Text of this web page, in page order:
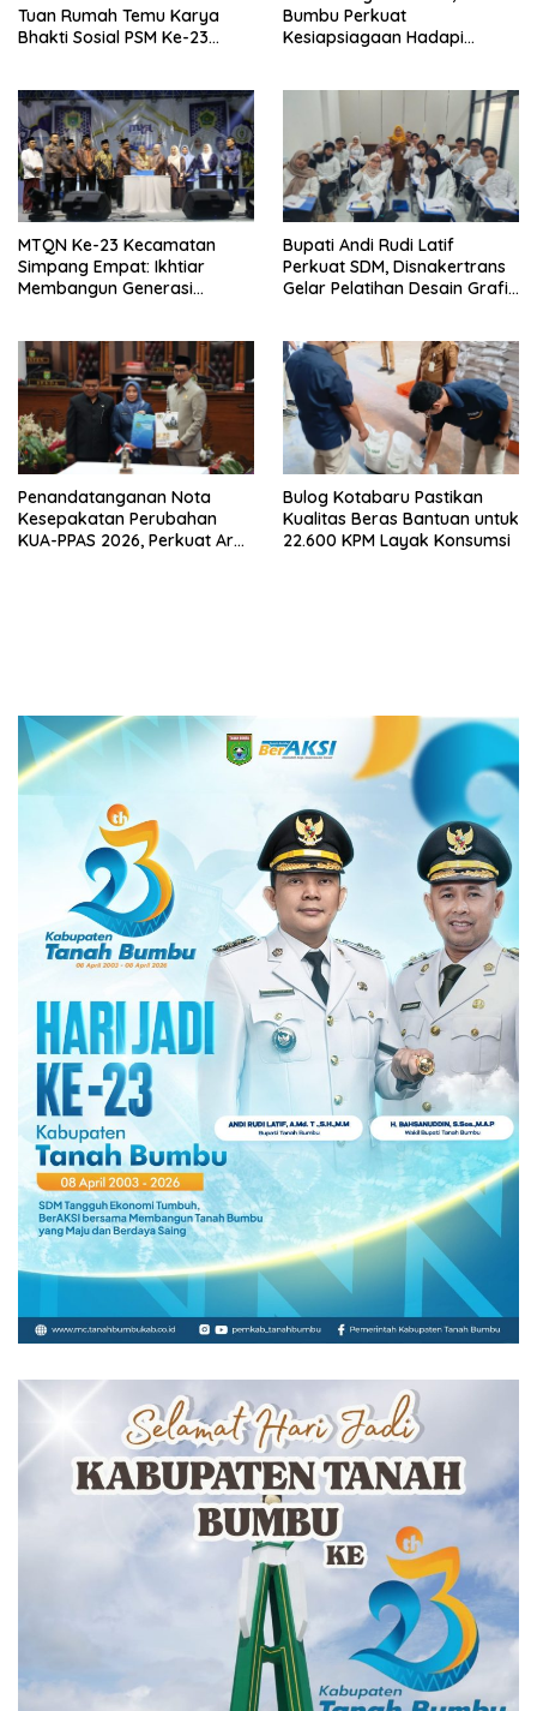
Tuan Rumah Temu Karya
Bhakti Sosial PSM Ke-23
Bumbu Perkuat
Kesiapsiagaan Hadapi
MTQN Ke-23 Kecamatan
Simpang Empat: Ikhtiar
Membangun Generasi
Bupati Andi Rudi Latif
Perkuat SDM, Disnakertrans
Gelar Pelatihan Desain Grafis
Penandatanganan Nota
Kesepakatan Perubahan
KUA-PPAS 2026, Perkuat Arah
Bulog Kotabaru Pastikan
Kualitas Beras Bantuan untuk
22.600 KPM Layak Konsumsi